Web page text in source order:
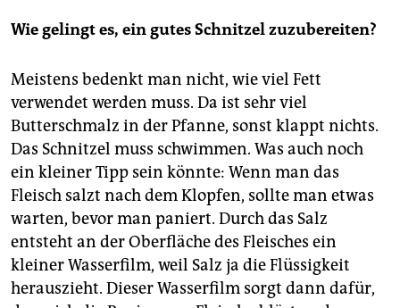
Wie gelingt es, ein gutes Schnitzel zuzubereiten?
Meistens bedenkt man nicht, wie viel Fett
verwendet werden muss. Da ist sehr viel
Butterschmalz in der Pfanne, sonst klappt nichts.
Das Schnitzel muss schwimmen. Was auch noch
ein kleiner Tipp sein könnte: Wenn man das
Fleisch salzt nach dem Klopfen, sollte man etwas
warten, bevor man paniert. Durch das Salz
entsteht an der Oberfläche des Fleisches ein
kleiner Wasserfilm, weil Salz ja die Flüssigkeit
herauszieht. Dieser Wasserfilm sorgt dann dafür,